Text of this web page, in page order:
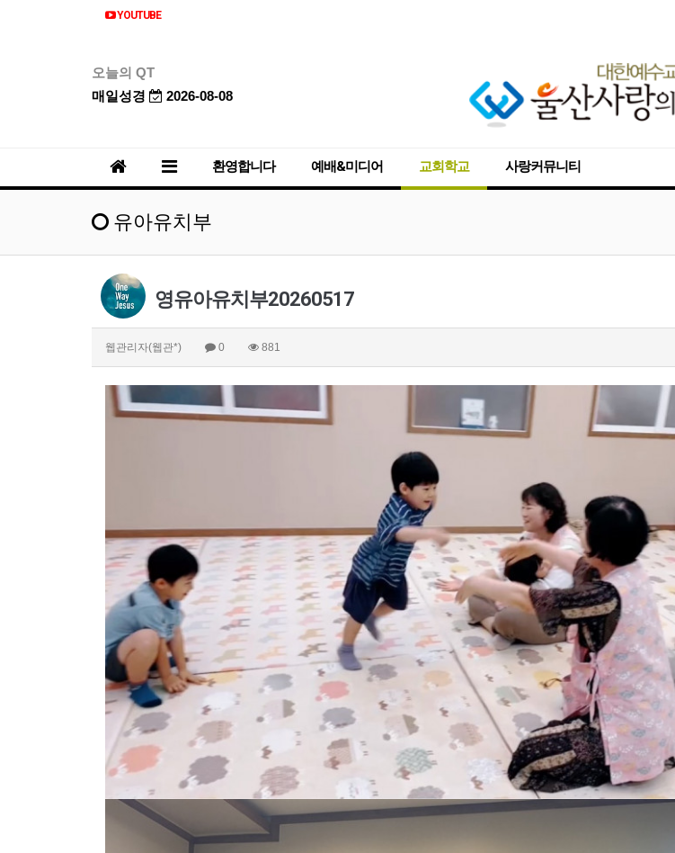
YOUTUBE
오늘의 QT
매일성경
2026-08-08
환영합니다 예배&미디어 교회학교 사랑커뮤니티
유아유치부
영유아유치부20260517
웹관리자(웹관*) 0 881